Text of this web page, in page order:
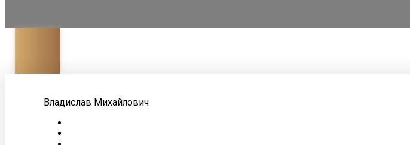
Владислав Михайлович